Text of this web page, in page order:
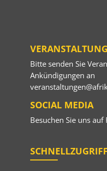
Bitte senden Sie
Ankündigungen an
SOCIAL MEDIA
Besuchen Sie uns auf
SCHNELLZUGRIFF